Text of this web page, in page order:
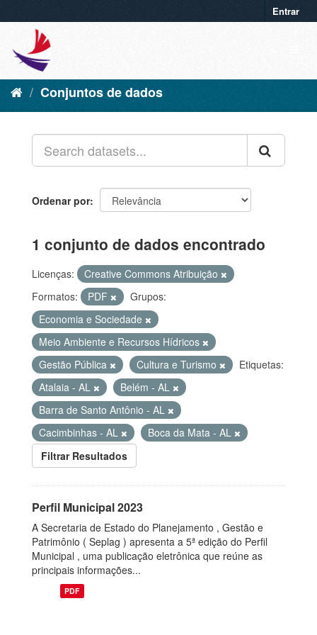
Entrar
Conjuntos de dados
Ordenar por
1 conjunto de dados encontrado
Licenças:
Creative Commons Atribuição
Formatos:
PDF
Grupos:
Economia e Sociedade
Meio Ambiente e Recursos Hídricos
Gestão Pública
Cultura e Turismo
Etiquetas:
Atalaia - AL
Belém - AL
Barra de Santo Antônio - AL
Cacimbinhas - AL
Boca da Mata - AL
Filtrar Resultados
Perfil Municipal 2023
A Secretaria de Estado do Planejamento , Gestão e
Patrimônio ( Seplag ) apresenta a 5ª edição do Perfil
Municipal , uma publicação eletrônica que reúne as
principais informações...
PDF